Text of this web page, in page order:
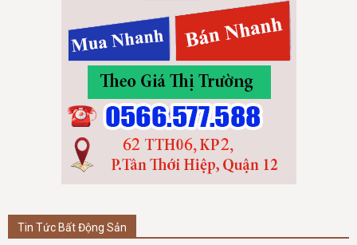
Tin Tức Bất Động Sản